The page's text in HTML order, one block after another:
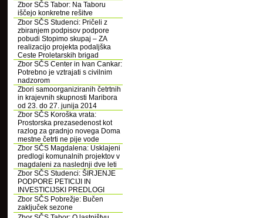
Zbor SČS Tabor: Na Taboru
iščejo konkretne rešitve
Zbor SČS Studenci: Pričeli z
zbiranjem podpisov podpore
pobudi Stopimo skupaj – ZA
realizacijo projekta podaljška
Ceste Proletarskih brigad
Zbor SČS Center in Ivan Cankar:
Potrebno je vztrajati s civilnim
nadzorom
Zbori samoorganiziranih četrtnih
in krajevnih skupnosti Maribora
od 23. do 27. junija 2014
Zbor SČS Koroška vrata:
Prostorska prezasedenost kot
razlog za gradnjo novega Doma
mestne četrti ne pije vode
Zbor SČS Magdalena: Usklajeni
predlogi komunalnih projektov v
magdaleni za naslednji dve leti
Zbor SČS Studenci: ŠIRJENJE
PODPORE PETICIJI IN
INVESTICIJSKI PREDLOGI
Zbor SČS Pobrežje: Bučen
zaključek sezone